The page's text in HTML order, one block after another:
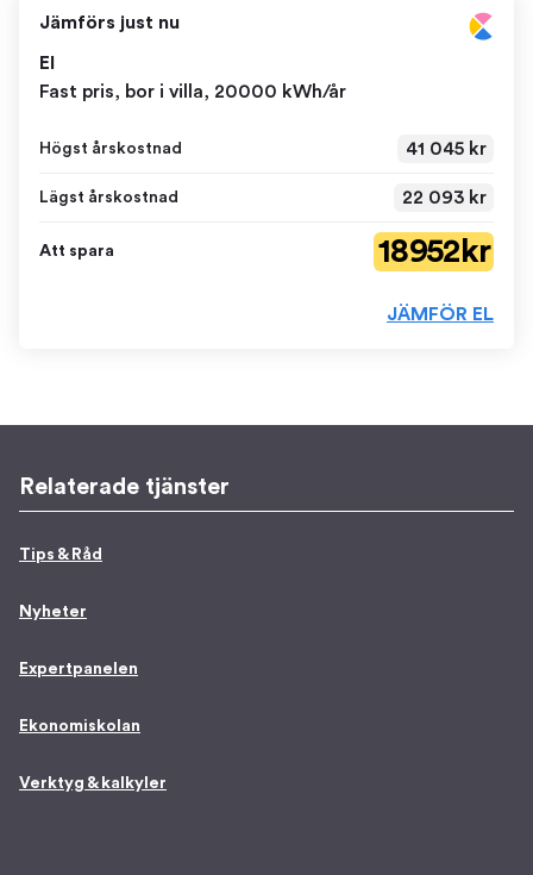
Jämförs just nu
El
Fast pris, bor i villa, 20000 kWh/år
Högst årskostnad 41 045 kr
Lägst årskostnad 22 093 kr
Att spara 18 952 kr
JÄMFÖR EL
Relaterade tjänster
Tips & Råd
Nyheter
Expertpanelen
Ekonomiskolan
Verktyg & kalkyler